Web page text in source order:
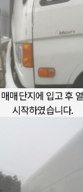
매단지에 입고 후
시작하였습니다.